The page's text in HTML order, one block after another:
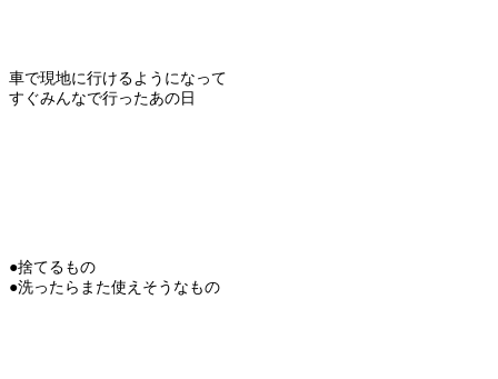
車で現地に行けるようになって
すぐみんなで行ったあの日
●捨てるもの
●洗ったらまた使えそうなもの